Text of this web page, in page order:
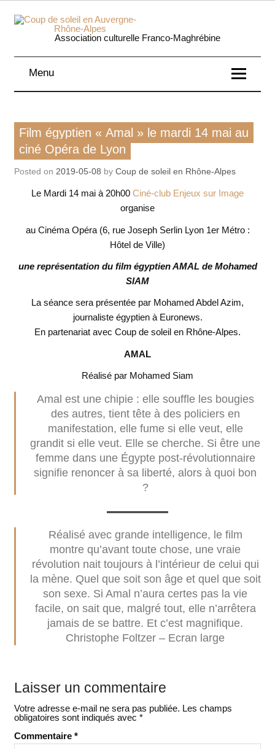
Skip
content
Coup
soleil
Association culturelle Franco-Maghrébine
Menu
Film
Film égyptien « Amal » le mardi 14 mai au
ciné Opéra de Lyon
Posted on 2019-05-08 by Coup de soleil en Rhône-Alpes
Le Mardi 14 mai à 20h00 Ciné-club Enjeux sur Image
organise
au Cinéma Opéra (6, rue Joseph Serlin Lyon 1er Métro :
Hôtel de Ville)
une représentation du film égyptien AMAL de Mohamed
SIAM
La séance sera présentée par Mohamed Abdel Azim,
journaliste égyptien à Euronews.
En partenariat avec Coup de soleil en Rhône-Alpes.
AMAL
Réalisé par Mohamed Siam
Amal est une chipie : elle souffle les bougies
des autres, tient tête à des policiers en
manifestation, elle fume si elle veut, elle
grandit si elle veut. Elle se cherche. Si être une
femme dans une Égypte post-révolutionnaire
signifie renoncer à sa liberté, alors à quoi bon
?
Réalisé avec grande intelligence, le film
montre qu’avant toute chose, une vraie
révolution nait toujours à l’intérieur de celui qui
la mène. Quel que soit son âge et quel que soit
son sexe. Si Amal n’aura certes pas la vie
facile, on sait que, malgré tout, elle n’arrêtera
jamais de se battre. Et c’est magnifique.
Christophe Foltzer – Ecran large
Laisser un commentaire
Votre adresse e-mail ne sera pas publiée. Les champs
obligatoires sont indiqués avec *
Commentaire *